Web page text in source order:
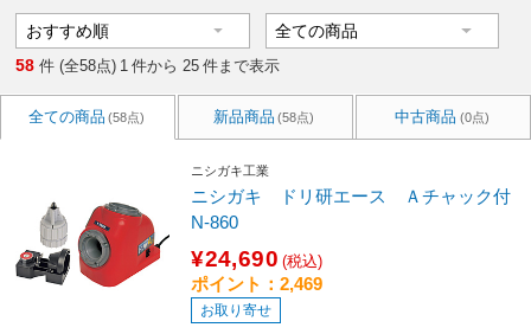
58 件 (全58点) 1 件から 25 件まで表示
全ての商品 (58点) 新品商品 (58点) 中古商品 (0点)
ニシガキ工業
ニシガキ ドリ研エース Ａチャック付
N-860
¥24,690 (税込)
ポイント：2,469
お取り寄せ